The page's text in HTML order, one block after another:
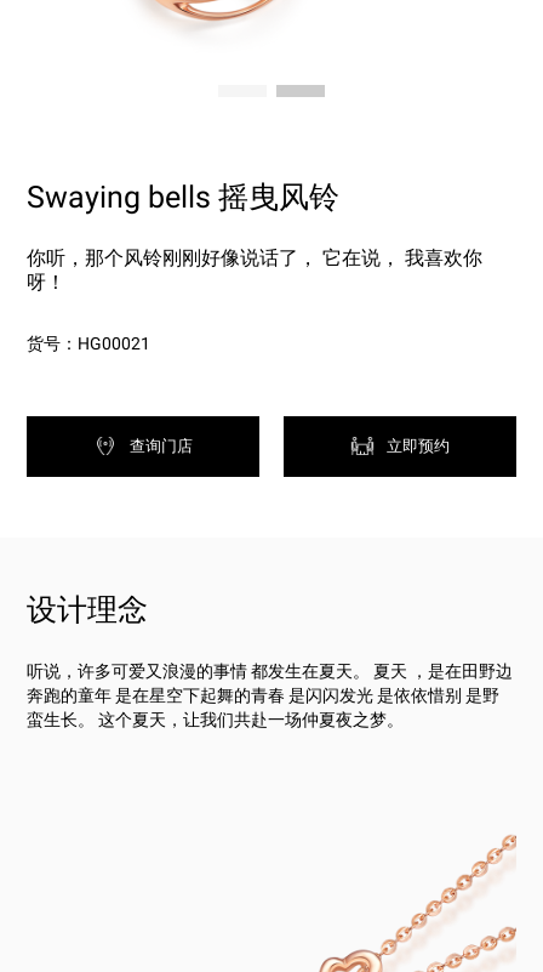
Swaying bells 摇曳风铃
你听，那个风铃刚刚好像说话了， 它在说， 我喜欢你
呀！
货号：HG00021
查询门店 立即预约
设计理念
听说，许多可爱又浪漫的事情 都发生在夏天。 夏天 ，是在田野边
奔跑的童年 是在星空下起舞的青春 是闪闪发光 是依依惜别 是野
蛮生长。 这个夏天，让我们共赴一场仲夏夜之梦。